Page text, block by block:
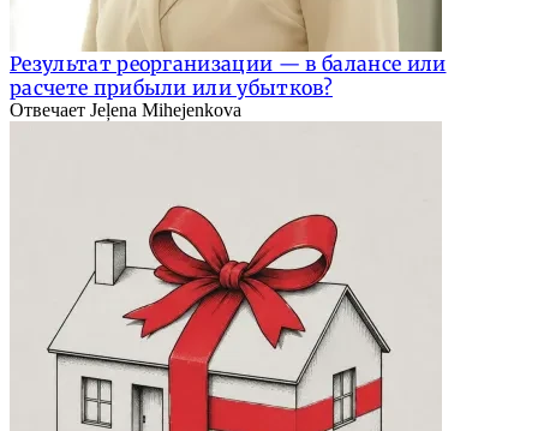
Результат реорганизации — в балансе или
расчете прибыли или убытков?
Отвечает Jeļena Mihejenkova